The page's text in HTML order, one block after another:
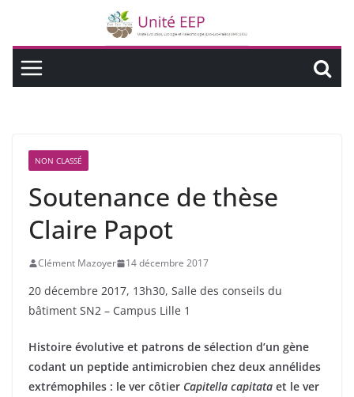
NON CLASSÉ
Soutenance de thèse
Claire Papot
Clément Mazoyer 14 décembre 2017
20 décembre 2017, 13h30, Salle des conseils du
bâtiment SN2 – Campus Lille 1
Histoire évolutive et patrons de sélection d’un gène
codant un peptide antimicrobien chez deux annélides
extrémophiles : le ver côtier Capitella capitata et le ver